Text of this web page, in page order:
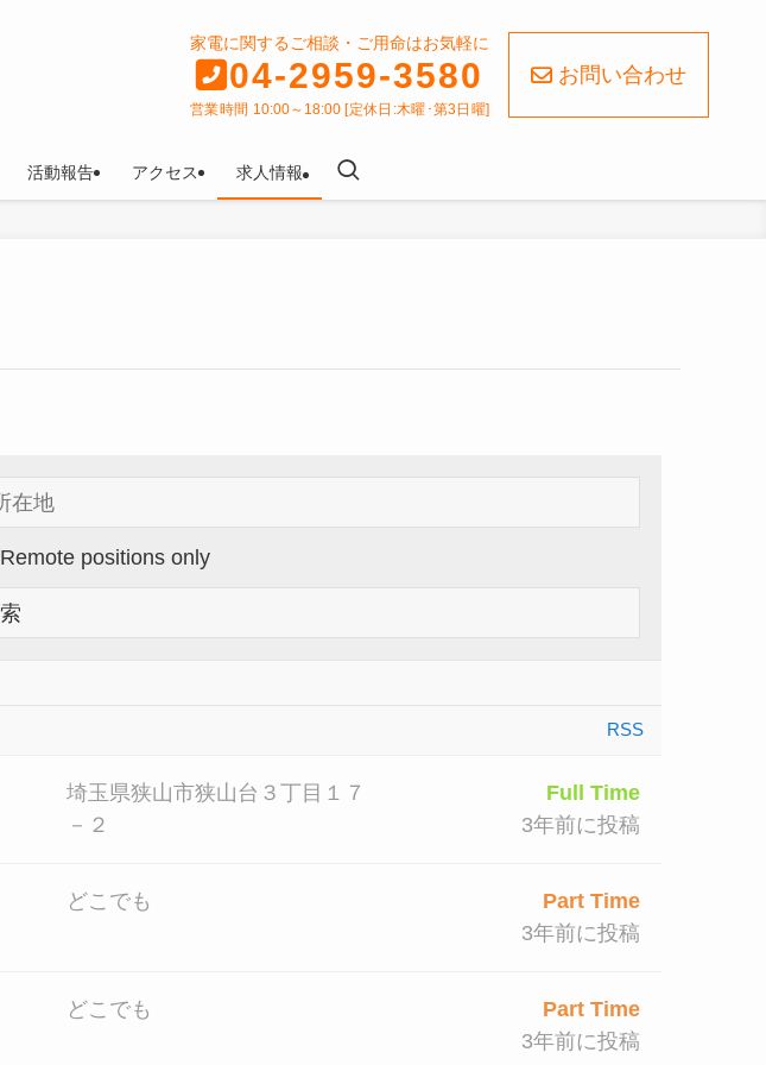
家電に関するご相談・ご用命はお気軽に
04-2959-3580
営業時間 10:00～18:00 [定休日:木曜･第3日曜]
お問い合わせ
活動報告 アクセス 求人情報
Remote positions only
RSS
埼玉県狭山市狭山台３丁目１７
－２
Full Time
3年前に投稿
どこでも
Part Time
3年前に投稿
どこでも
Part Time
3年前に投稿